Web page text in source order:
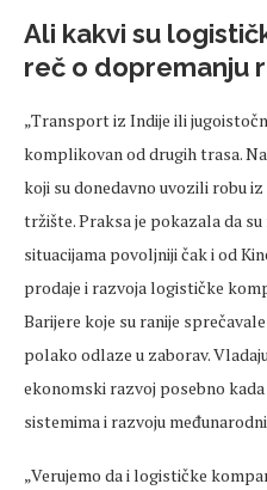
Ali kakvi su
reč o dopremanju
„Transport iz Indije ili
komplikovan od drugih trasa.
koji su donedavno uvozili robu
tržište. Praksa je pokazala da
situacijama povoljniji čak i od
prodaje i razvoja logističke
Barijere koje su ranije
polako odlaze u zaborav.
ekonomski razvoj posebno
sistemima i razvoju
„Verujemo da i logističke